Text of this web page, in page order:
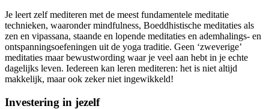
Je leert zelf mediteren met de meest fundamentele meditatie
technieken, waaronder mindfulness, Boeddhistische meditaties als
zen en vipassana, staande en lopende meditaties en ademhalings- en
ontspanningsoefeningen uit de yoga traditie. Geen ‘zweverige’
meditaties maar bewustwording waar je veel aan hebt in je echte
dagelijks leven. Iedereen kan leren mediteren: het is niet altijd
makkelijk, maar ook zeker niet ingewikkeld!
Investering in jezelf